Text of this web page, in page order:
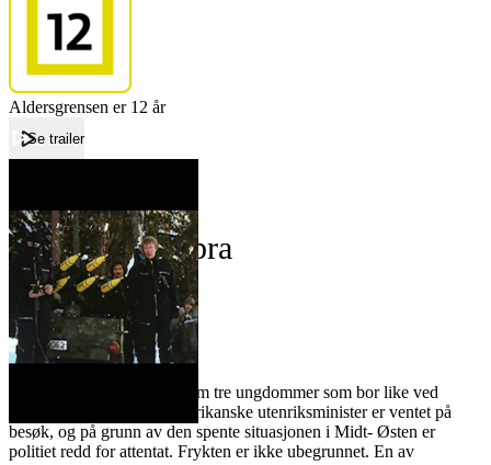
Aldersgrensen er 12 år
Se trailer
Operasjon Cobra
Film
Forfatter:
Leverandør:
Norgesfilm AS
Lisens:
Operasjon Cobra handler om tre ungdommer som bor like ved
Fornebu flyplass. Den amerikanske utenriksminister er ventet på
besøk, og på grunn av den spente situasjonen i Midt- Østen er
politiet redd for attentat. Frykten er ikke ubegrunnet. En av